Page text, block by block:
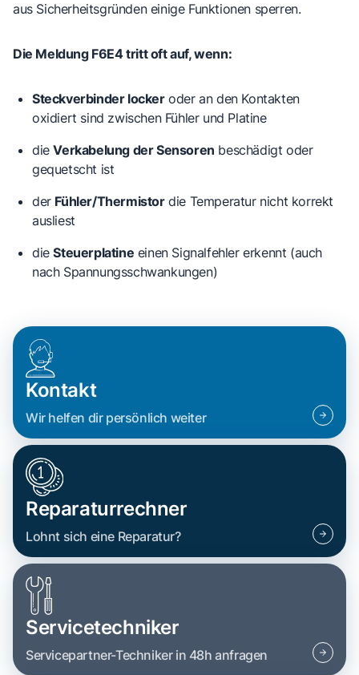
aus Sicherheitsgründen einige Funktionen sperren.
Die Meldung F6E4 tritt oft auf, wenn:
Steckverbinder lockeroder an den Kontakten
oxidiert sind zwischen Fühler und Platine
dieVerkabelung der Sensoren beschädigt oder
gequetscht ist
der Fühler/Thermistordie Temperatur nicht korrekt
ausliest
dieSteuerplatine einen Signalfehler erkennt (auch
nach Spannungsschwankungen)
Kontakt
Wir helfen dir persönlich weiter
Reparaturrechner
Lohnt sich eine Reparatur?
Servicetechniker
Servicepartner-Techniker in 48h anfragen